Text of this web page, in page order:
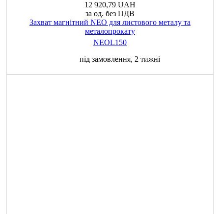
12 920,79 UAH
за од. без ПДВ
Захват магнітний NEO для листового металу та
металопрокату
NEOL150
під замовлення, 2 тижні